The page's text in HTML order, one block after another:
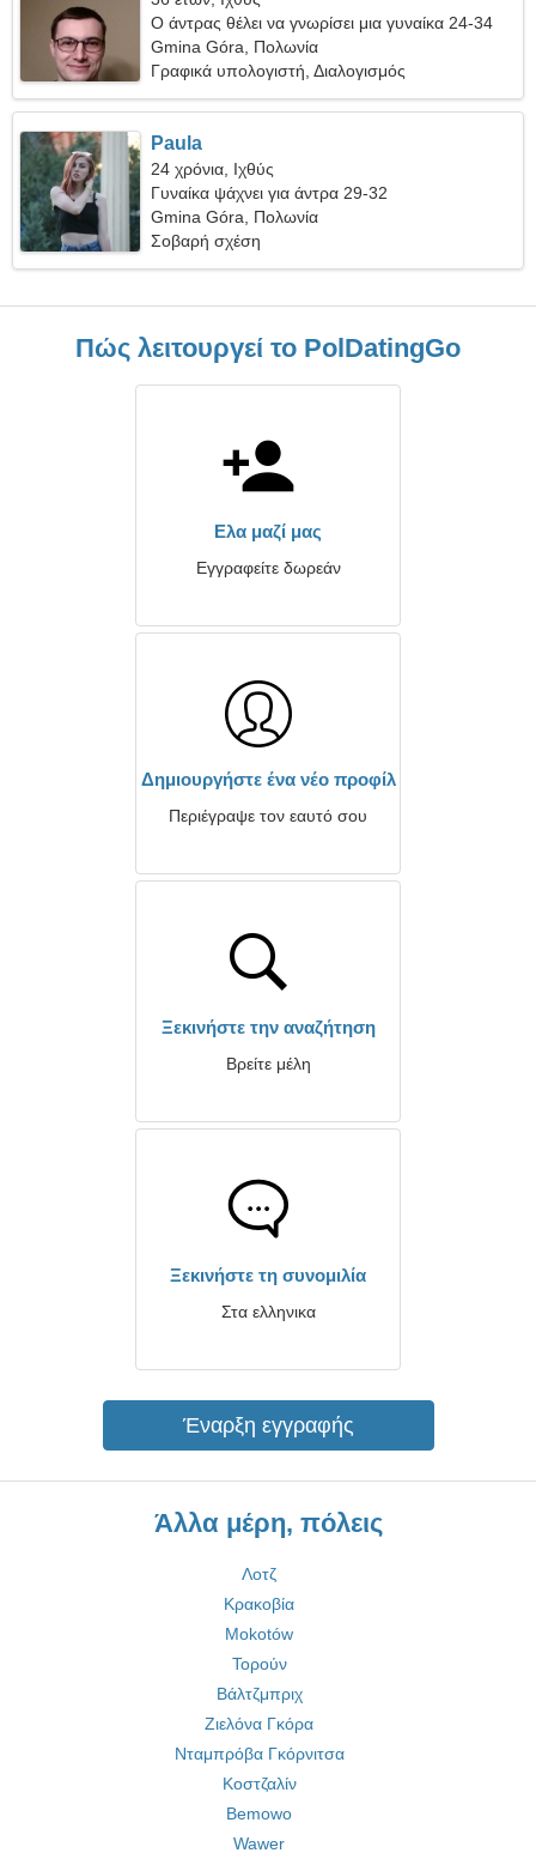
Ο άντρας θέλει να γνωρίσει μια γυναίκα 24-34
Gmina Góra, Πολωνία
Γραφικά υπολογιστή, Διαλογισμός
Paula
24 χρόνια, Ιχθύς
Γυναίκα ψάχνει για άντρα 29-32
Gmina Góra, Πολωνία
Σοβαρή σχέση
Πώς λειτουργεί το PolDatingGo
Ελα μαζί μας
Εγγραφείτε δωρεάν
Δημιουργήστε ένα νέο προφίλ
Περιέγραψε τον εαυτό σου
Ξεκινήστε την αναζήτηση
Βρείτε μέλη
Ξεκινήστε τη συνομιλία
Στα ελληνικα
Έναρξη εγγραφής
Άλλα μέρη, πόλεις
Λοτζ
Κρακοβία
Mokotów
Τορούν
Βάλτζμπριχ
Ζιελόνα Γκόρα
Νταμπρόβα Γκόρνιτσα
Κοστζαλίν
Bemowo
Wawer